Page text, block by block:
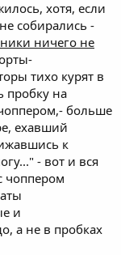
хотя, если
собирались -
ничего не
тихо курят в
пробку на
больше
ехавший
к
- вот и вся
чоппером
и
а не в пробках